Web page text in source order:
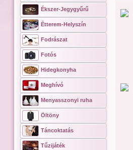
Ékszer-Jegygyűrű
Étterem-Helyszín
Fodrászat
Fotós
Hidegkonyha
Meghívó
Menyasszonyi ruha
Öltöny
Táncoktatás
Tűzijáték